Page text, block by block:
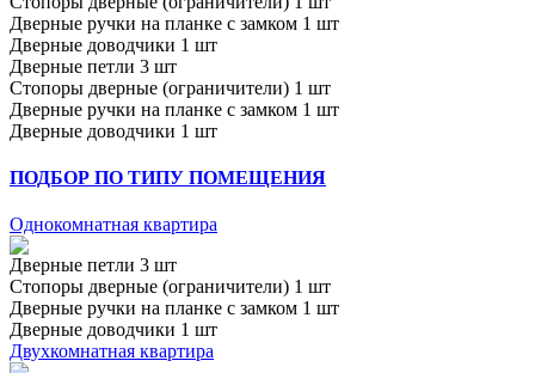
Дверные ручки на планке с замком 1 шт
Дверные доводчики 1 шт
Дверные петли 3 шт
Стопоры дверные (ограничители) 1 шт
Дверные ручки на планке с замком 1 шт
Дверные доводчики 1 шт
ПОДБОР ПО ТИПУ ПОМЕЩЕНИЯ
Однокомнатная квартира
Дверные петли 3 шт
Стопоры дверные (ограничители) 1 шт
Дверные ручки на планке с замком 1 шт
Дверные доводчики 1 шт
Двухкомнатная квартира